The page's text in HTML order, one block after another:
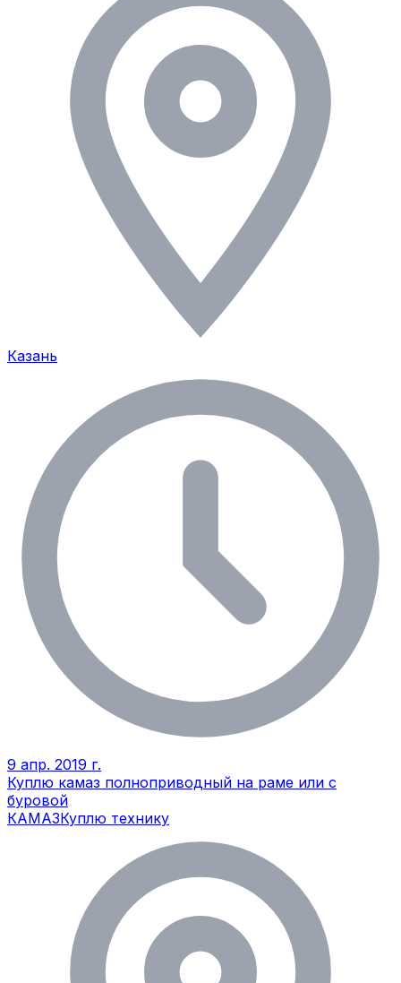
Казань
9 апр. 2019 г.
Куплю камаз полноприводный на раме или с
буровой
КАМАЗКуплю технику